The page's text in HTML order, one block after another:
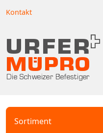
Kontakt
Sortiment